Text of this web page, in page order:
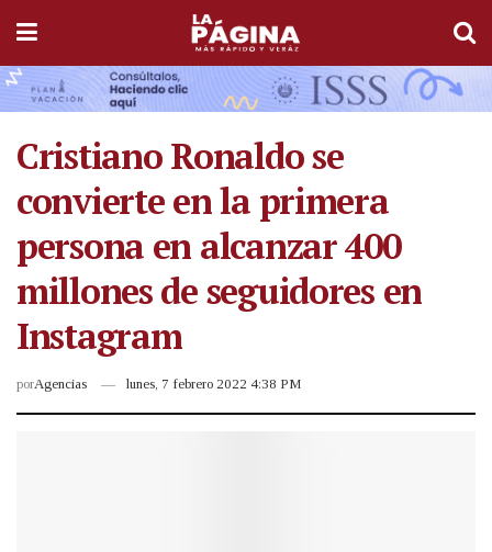
Cristiano Ronaldo se
convierte en la primera
persona en alcanzar 400
millones de seguidores en
Instagram
porAgencias lunes, 7 febrero 2022 4:38 PM